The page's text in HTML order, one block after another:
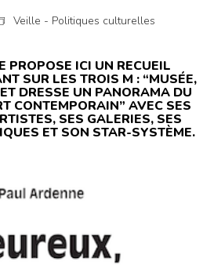
Veille - Politiques culturelles
PROPOSE ICI UN RECUEIL
SUR LES TROIS M : “MUSÉE,
DRESSE UN PANORAMA DU
CONTEMPORAIN” AVEC SES
SES GALERIES, SES
ET SON STAR-SYSTÈME.